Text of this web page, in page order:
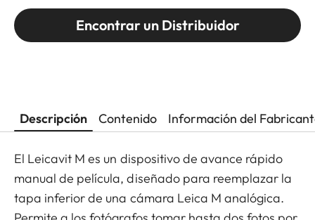
Encontrar un Distribuidor
Descripción Contenido Información del
El Leicavit M es un dispositivo de avance rápido
manual de película, diseñado para reemplazar la
tapa inferior de una cámara Leica M analógica.